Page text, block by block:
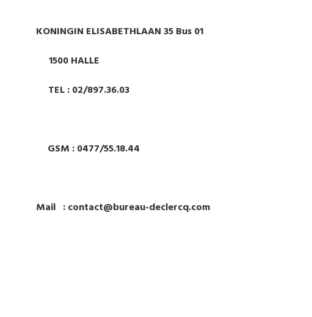
KONINGIN ELISABETHLAAN 35 Bus 01
1500 HALLE
: 02/897.36.03
: 0477/55.18.44
declercq.com